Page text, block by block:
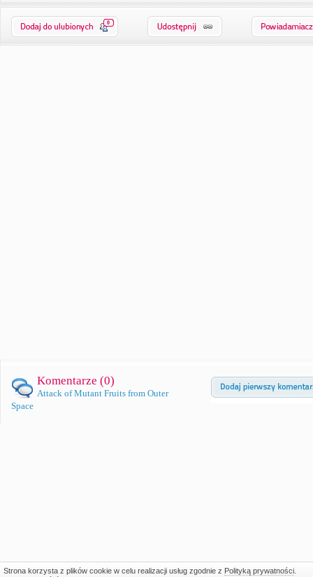
0
Komentarze (0)
Attack of Mutant Fruits from Outer
Space
Strona korzysta z plików cookie w celu realizacji usług zgodnie z Polityką prywatności.